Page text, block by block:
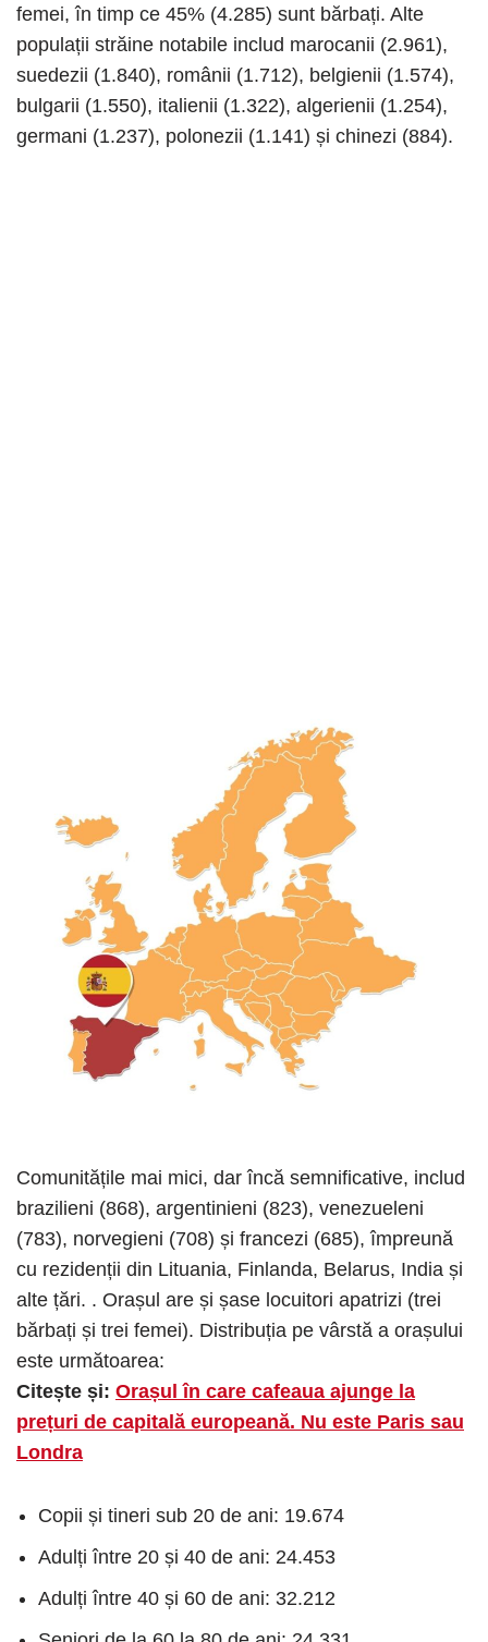
femei, în timp ce 45% (4.285) sunt bărbați. Alte
populații străine notabile includ marocanii (2.961),
suedezii (1.840), românii (1.712), belgienii (1.574),
bulgarii (1.550), italienii (1.322), algerienii (1.254),
germani (1.237), polonezii (1.141) și chinezi (884).
Comunitățile mai mici, dar încă semnificative, includ
brazilieni (868), argentinieni (823), venezueleni
(783), norvegieni (708) și francezi (685), împreună
cu rezidenții din Lituania, Finlanda, Belarus, India și
alte țări. . Orașul are și șase locuitori apatrizi (trei
bărbați și trei femei). Distribuția pe vârstă a orașului
este următoarea:
Citește și: Orașul în care cafeaua ajunge la
prețuri de capitală europeană. Nu este Paris sau
Londra
Copii și tineri sub 20 de ani: 19.674
Adulți între 20 și 40 de ani: 24.453
Adulți între 40 și 60 de ani: 32.212